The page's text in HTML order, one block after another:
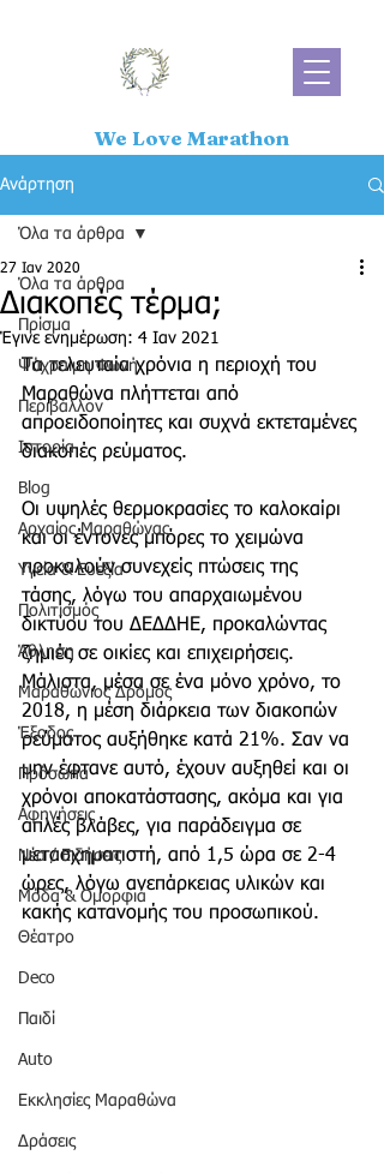
We Love Marathon
Ανάρτηση
Όλα τα άρθρα
Πρίσμα
Ψύχραιμη Φωνή
Περιβάλλον
Ιστορία
Blog
Αρχαίος Μαραθώνας
Υγεία & Ευεξία
Πολιτισμός
Άθληση
Μαραθώνιος Δρόμος
Έξοδος
Πρόσωπα
Αφηγήσεις
Νέα / Ειδήσεις
Μόδα & Ομορφιά
Θέατρο
Deco
Παιδί
Auto
Εκκλησίες Μαραθώνα
Δράσεις
Όλα τα άρθρα
Διακοπές τέρμα;
27 Ιαν 2020
Έγινε ενημέρωση: 4 Ιαν 2021
Τα τελευταία χρόνια η περιοχή του
Μαραθώνα πλήττεται από
απροειδοποίητες και συχνά εκτεταμένες
διακοπές ρεύματος.
Οι υψηλές θερμοκρασίες το καλοκαίρι
και οι έντονες μπόρες το χειμώνα
προκαλούν συνεχείς πτώσεις της
τάσης, λόγω του απαρχαιωμένου
δικτύου του ΔΕΔΔΗΕ, προκαλώντας
ζημιές σε οικίες και επιχειρήσεις.
Μάλιστα, μέσα σε ένα μόνο χρόνο, το
2018, η μέση διάρκεια των διακοπών
ρεύματος αυξήθηκε κατά 21%. Σαν να
μην έφτανε αυτό, έχουν αυξηθεί και οι
χρόνοι αποκατάστασης, ακόμα και για
απλές βλάβες, για παράδειγμα σε
μετασχηματιστή, από 1,5 ώρα σε 2-4
ώρες, λόγω ανεπάρκειας υλικών και
κακής κατανομής του προσωπικού.